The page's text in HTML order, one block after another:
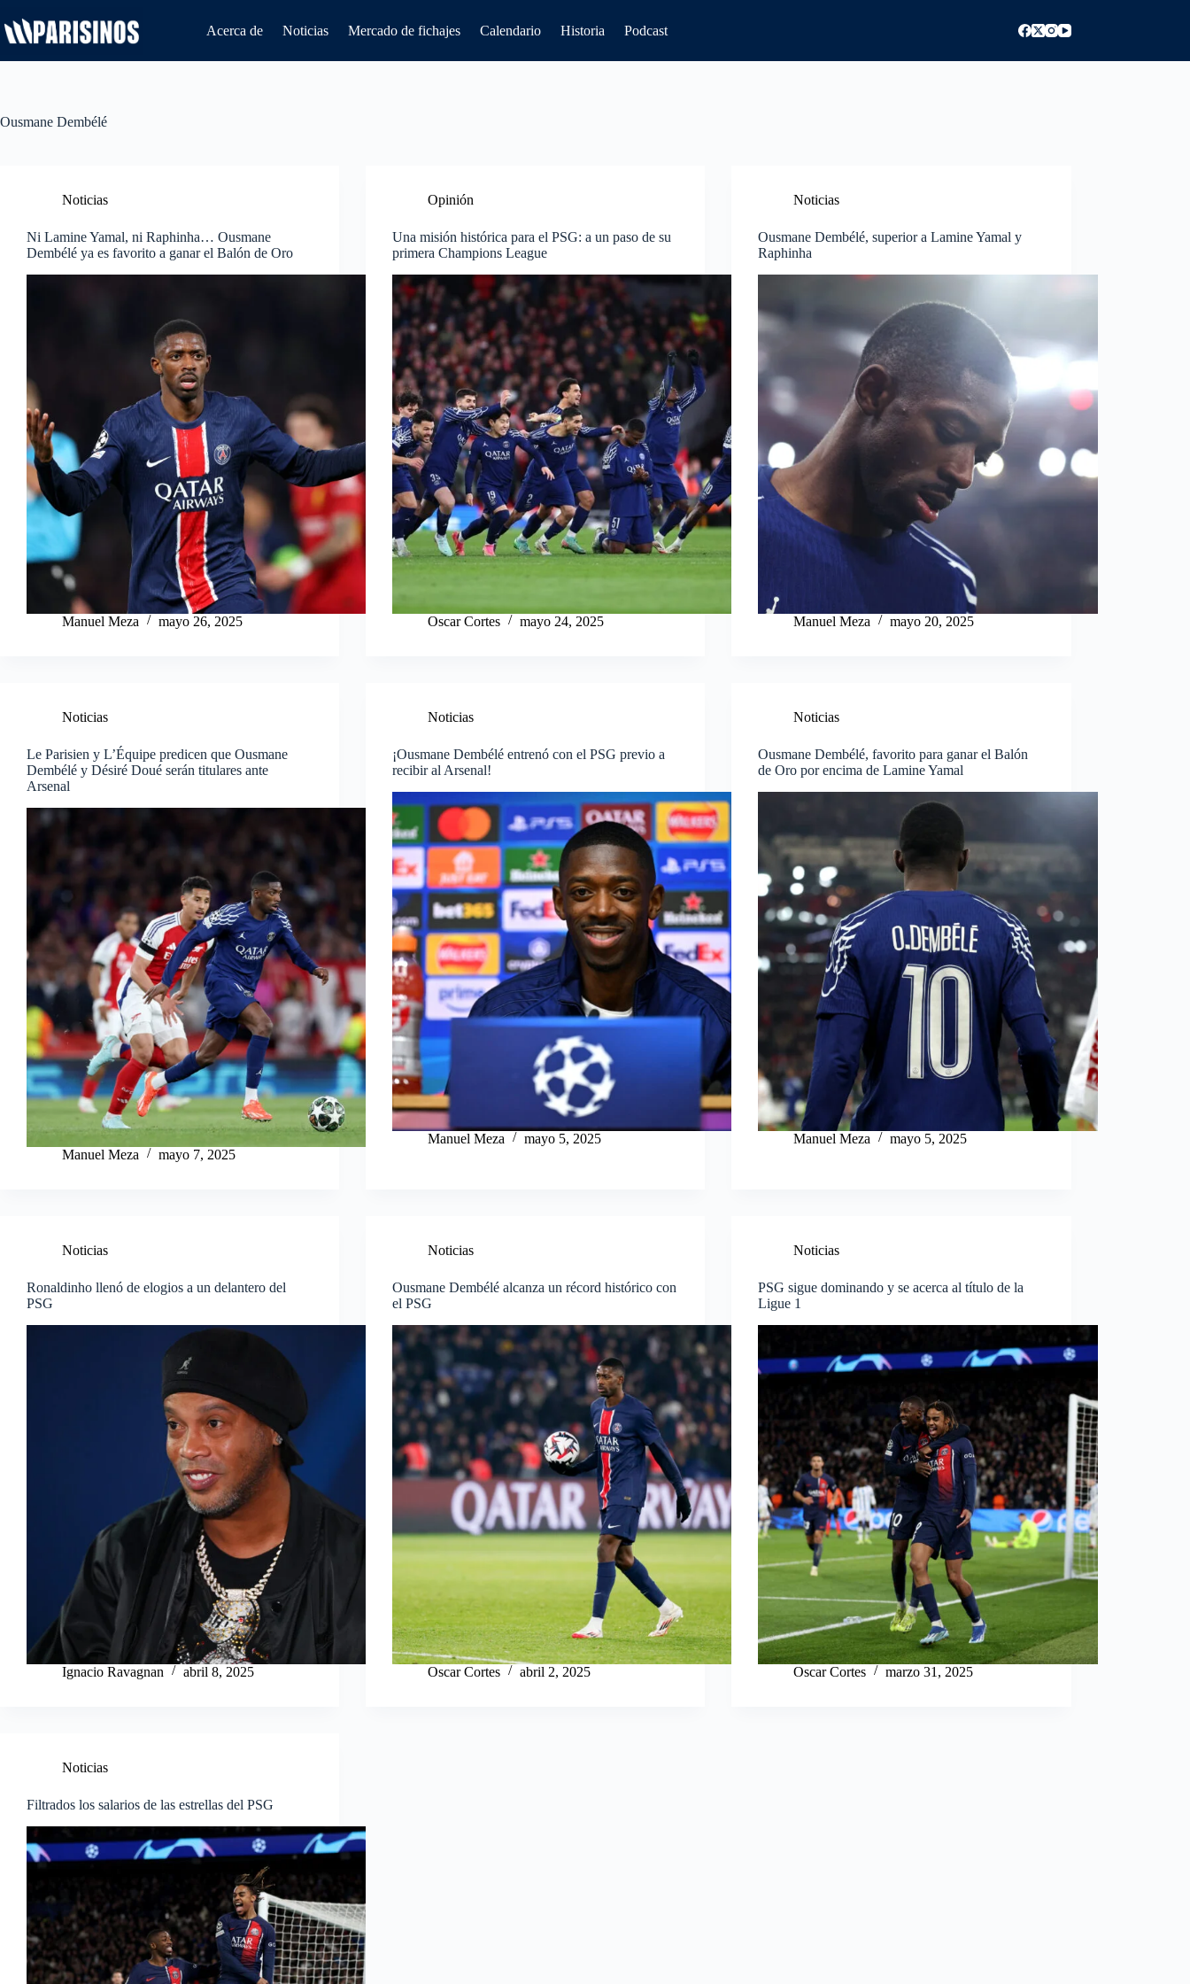
al
contenido
Acerca de Noticias Mercado de fichajes Calendario Historia Podcast
Ousmane Dembélé
Noticias
Ni Lamine Yamal, ni Raphinha… Ousmane
Dembélé ya es favorito a ganar el Balón de Oro
Manuel Meza mayo 26, 2025
Opinión
Una misión histórica para el PSG: a un paso de su
primera Champions League
Oscar Cortes mayo 24, 2025
Noticias
Ousmane Dembélé, superior a Lamine Yamal y
Raphinha
Manuel Meza mayo 20, 2025
Noticias
Le Parisien y L’Équipe predicen que Ousmane
Dembélé y Désiré Doué serán titulares ante
Arsenal
Manuel Meza mayo 7, 2025
Noticias
¡Ousmane Dembélé entrenó con el PSG previo a
recibir al Arsenal!
Manuel Meza mayo 5, 2025
Noticias
Ousmane Dembélé, favorito para ganar el Balón
de Oro por encima de Lamine Yamal
Manuel Meza mayo 5, 2025
Noticias
Ronaldinho llenó de elogios a un delantero del
PSG
Ignacio Ravagnan abril 8, 2025
Noticias
Ousmane Dembélé alcanza un récord histórico con
el PSG
Oscar Cortes abril 2, 2025
Noticias
PSG sigue dominando y se acerca al título de la
Ligue 1
Oscar Cortes marzo 31, 2025
Noticias
Filtrados los salarios de las estrellas del PSG